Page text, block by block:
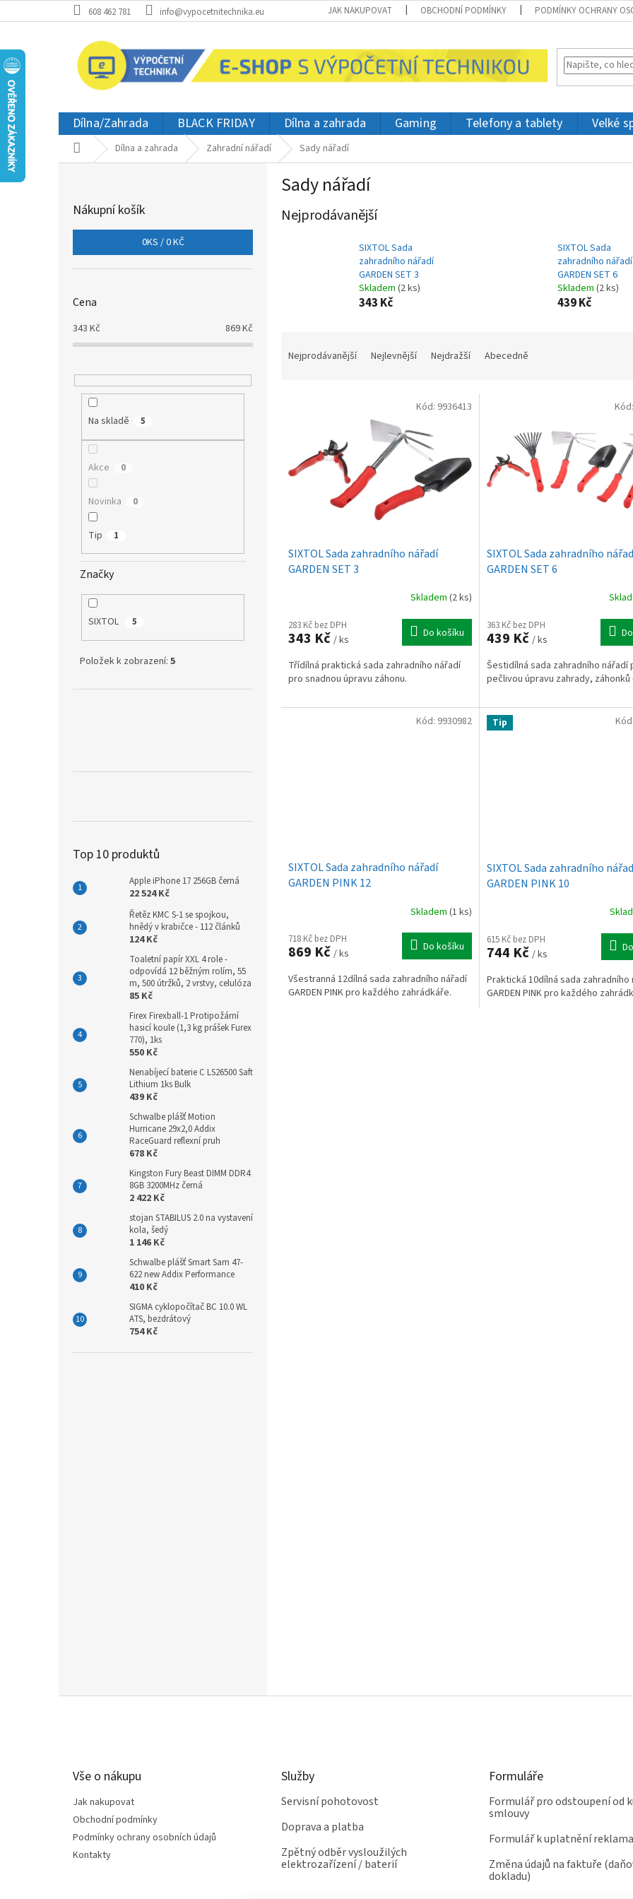
na
608 462 781 info@vypocetnitechnika.eu JAK NAKUPOVAT OBCHODNÍ PODMÍNKY PODMÍNKY OCHRANY
Dílna/Zahrada BLACK FRIDAY Dílna a zahrada Gaming Telefony a tablety Velké
Domů Dílna a zahrada Zahradní nářadí Sady nářadí
Nákupní košík
0KS /0 KČ
Cena
343 Kč 869Kč
Na skladě 5
Akce 0
Novinka 0
Tip 1
Značky
SIXTOL 5
Položek k zobrazení: 5
Top 10 produktů
Apple iPhone 17 256GB černá
22 524 Kč
Řetěz KMC S-1 se spojkou,
hnědý v krabičce - 112 článků
124 Kč
Toaletní papír XXL 4 role -
odpovídá 12 běžným rolím, 55
m, 500 útržků, 2 vrstvy, celulóza
85 Kč
Firex Firexball-1 Protipožární
hasicí koule (1,3 kg prášek Furex
770), 1ks
550 Kč
Nenabíjecí baterie C LS26500 Saft
Lithium 1ks Bulk
439 Kč
Schwalbe plášť Motion
Hurricane 29x2,0 Addix
RaceGuard reflexní pruh
678 Kč
Kingston Fury Beast DIMM DDR4
8GB 3200MHz černá
2 422 Kč
stojan STABILUS 2.0 na vystavení
kola, šedý
1 146 Kč
Schwalbe plášť Smart Sam 47-
622 new Addix Performance
410 Kč
SIGMA cyklopočítač BC 10.0 WL
ATS, bezdrátový
754 Kč
Sady nářadí
Nejprodávanější
SIXTOL Sada
zahradního nářadí
GARDEN SET 3
Skladem (2 ks)
343 Kč
SIXTOL Sada
zahradního nářadí
GARDEN SET 6
Skladem (2 ks)
439 Kč
Nejprodávanější Nejlevnější Nejdražší Abecedně
p
SIXTOL Sada zahradního nářadí
GARDEN SET 3
Skladem (2 ks)
283 Kč bez DPH
343 Kč / ks Do košíku
Třídílná praktická sada zahradního nářadí
pro snadnou úpravu záhonu.
Kód: 9936413
SIXTOL Sada zahradního
GARDEN SET 6
363 Kč bez DPH
439 Kč / ks
Šestidílná sada zahradního nářadí
pečlivou úpravu zahrady,
Kód:
SIXTOL Sada zahradního nářadí
GARDEN PINK 12
Skladem (1 ks)
718 Kč bez DPH
869 Kč / ks Do košíku
Všestranná 12dílná sada zahradního nářadí
GARDEN PINK pro každého zahrádkáře.
Kód: 9930982 Tip
SIXTOL Sada zahradního
GARDEN PINK 10
615 Kč bez DPH
744 Kč / ks
Praktická 10dílná sada zahradního
GARDEN PINK pro každého
Kód:
Vše o nákupu
Jak nakupovat
Obchodní podmínky
Podmínky ochrany osobních údajů
Kontakty
Služby
Servisní pohotovost
Doprava a platba
Zpětný odběr vysloužilých
elektrozařízení / baterií
Formuláře
Formulář pro odstoupení od
smlouvy
Formulář k uplatnění
Změna údajů na faktuře
dokladu)